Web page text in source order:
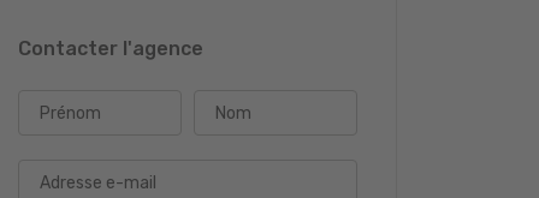
Contacter l'agence
Prénom Nom
Adresse e-mail